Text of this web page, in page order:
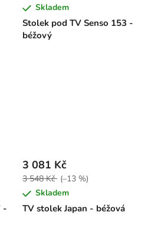
Stolek pod TV Senso 153 -
béžový
Skladem
-
TV stolek Japan - béžová
3 081 Kč
3 548 Kč (–13 %)
Skladem